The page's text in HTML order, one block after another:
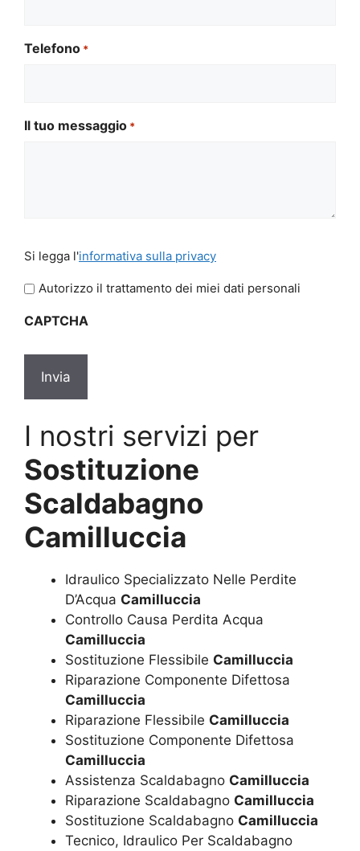
Telefono *
Il tuo messaggio *
legga
l'informativa
privacy
Si legga l'informativa sulla privacy
Autorizzo il trattamento dei miei dati personali
CAPTCHA
I nostri servizi per
Sostituzione
Scaldabagno
Camilluccia
Idraulico Specializzato Nelle Perdite
D’Acqua Camilluccia
Controllo Causa Perdita Acqua
Camilluccia
Sostituzione Flessibile Camilluccia
Riparazione Componente Difettosa
Camilluccia
Riparazione Flessibile Camilluccia
Sostituzione Componente Difettosa
Camilluccia
Assistenza Scaldabagno Camilluccia
Riparazione Scaldabagno Camilluccia
Sostituzione Scaldabagno Camilluccia
Tecnico, Idraulico Per Scaldabagno